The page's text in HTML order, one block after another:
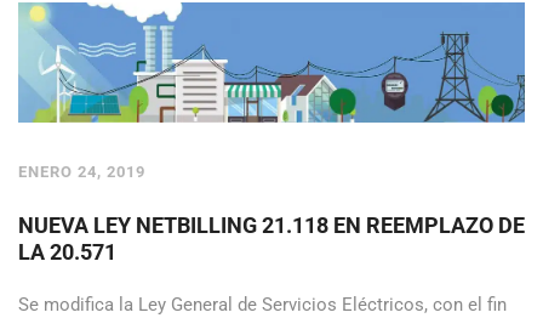
ENERO 24, 2019
NUEVA LEY NETBILLING 21.118 EN REEMPLAZO DE
LA 20.571
Se modifica la Ley General de Servicios Eléctricos, con el fin